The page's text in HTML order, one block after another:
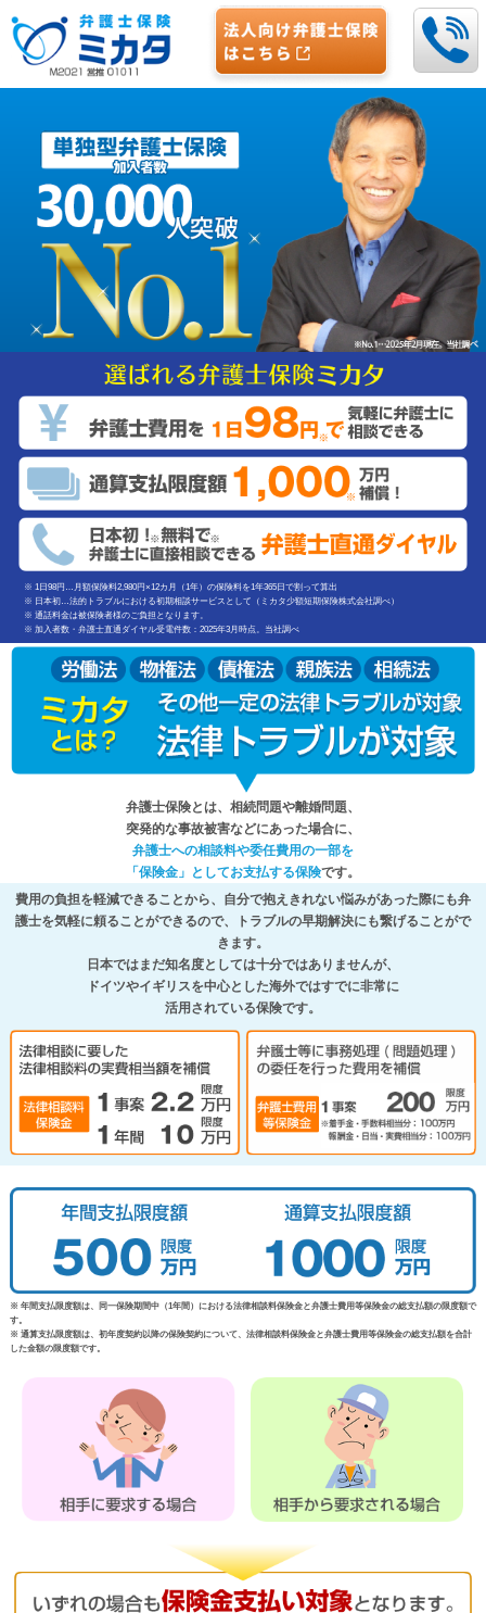
※ 1日98円…月額保険料2,980円×12カ月（1年）の保険料を1年365日で割って算出
※ 日本初…法的トラブルにおける初期相談サービスとして（ミカタ少額短期保険株式会社調べ）
※ 通話料金は被保険者様のご負担となります。
※ 加入者数・弁護士直通ダイヤル受電件数：2025年3月時点。当社調べ
弁護士保険とは、相続問題や離婚問題、
突発的な事故被害などにあった場合に、
弁護士への相談料や委任費用の一部を
「保険金」としてお支払する保険です。
費用の負担を軽減できることから、自分で抱えきれない悩みがあった際にも弁
護士を気軽に頼ることができるので、トラブルの早期解決にも繋げることがで
きます。
日本ではまだ知名度としては十分ではありませんが、
ドイツやイギリスを中心とした海外ではすでに非常に
活用されている保険です。
※ 年間支払限度額は、同一保険期間中（1年間）における法律相談料保険金と弁護士費用等保険金の総支払額の限度額で
す。
※ 通算支払限度額は、初年度契約以降の保険契約について、法律相談料保険金と弁護士費用等保険金の総支払額を合計
した金額の限度額です。